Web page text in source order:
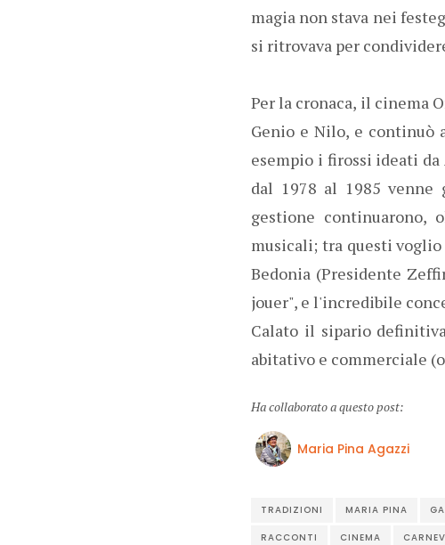
magia non stava nei
si ritrovava per
Per la cronaca, il cinema
Genio e Nilo, e continuò
esempio i firossi ideati
dal 1978 al 1985 venne
gestione
musicali; tra questi
Bedonia (Presidente
jouer", e l'incredibile
Calato il sipario
abitativo e commerciale
Ha collaborato a questo post:
Maria Pina Agazzi
TRADIZIONI MARIA PINA
RACCONTI CINEMA